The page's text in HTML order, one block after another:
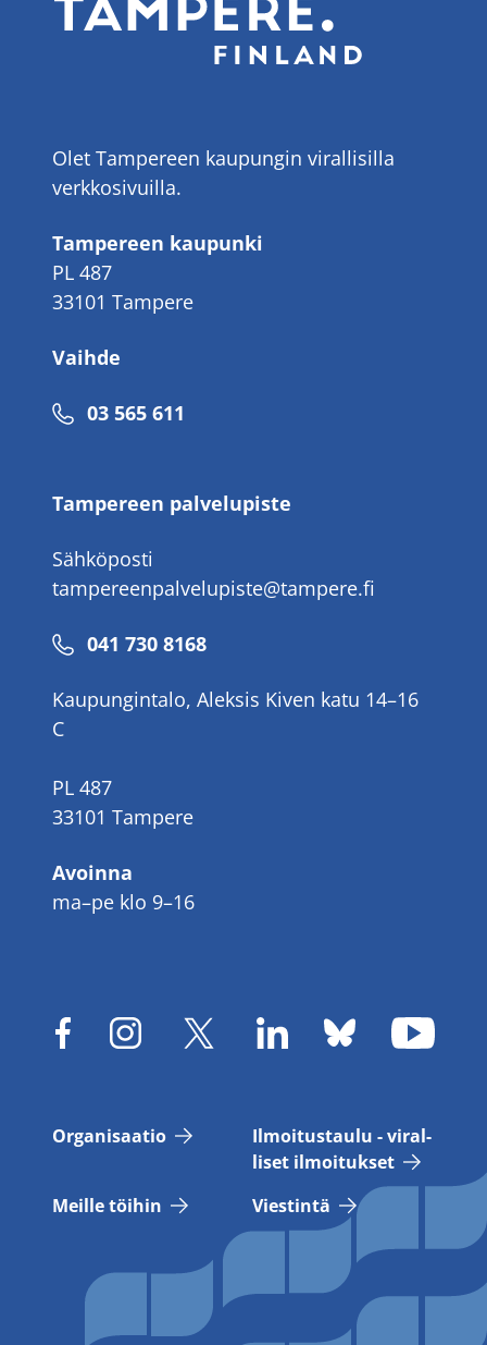
Olet Tampereen kaupungin virallisilla
verkkosivuilla.
Tampereen kaupunki
PL 487
33101 Tampere
Vaihde
Puhelinnumero
03 565 611
Tampereen palvelupiste
Sähköposti
tampereenpalvelupiste@tampere.fi
Puhelinnumero
041 730 8168
Kaupungintalo, Aleksis Kiven katu 14–16
C
PL 487
33101 Tampere
Avoinna
ma–pe klo 9–16
Or­ga­ni­saa­tio
Il­moi­tus­tau­lu - vi­ral­
li­set il­moi­tuk­set
Meil­le töi­hin
Vies­tin­tä